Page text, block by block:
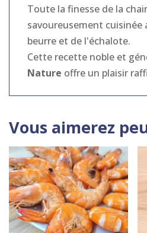
Toute la finesse de la
savoureusement cuisinée
beurre et de l'échalote.
Cette recette noble et
Nature offre un plaisir
Vous aimerez